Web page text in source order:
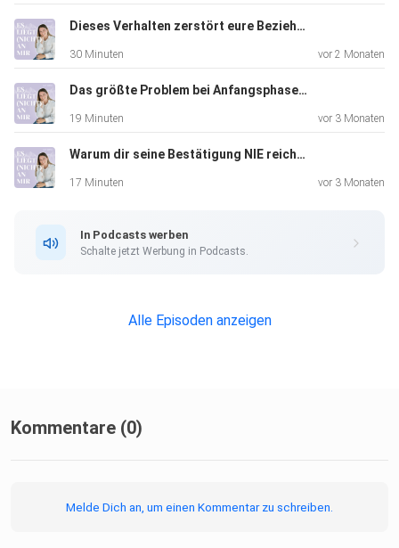
Dieses Verhalten zerstört eure Beziehung, ohne dass du es merkst
30 Minuten vor 2 Monaten
Das größte Problem bei Anfangsphasen und wie du es von Anfang an richtig machst
19 Minuten vor 3 Monaten
Warum dir seine Bestätigung NIE reichen wird (& es deine Suche danach eher noch verstärkt)
17 Minuten vor 3 Monaten
In Podcasts werben
Schalte jetzt Werbung in Podcasts.
Alle Episoden anzeigen
Kommentare (0)
Melde Dich an, um einen Kommentar zu schreiben.